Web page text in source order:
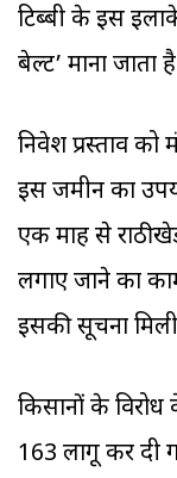
टिब्बी के इस
बेल्ट’ माना जाता
निवेश प्रस्ताव
इस जमीन का
एक माह से
लगाए जाने का
इसकी सूचना
किसानों के
163 लागू कर दी